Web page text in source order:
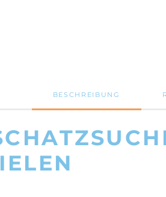
BESCHREIBUNG